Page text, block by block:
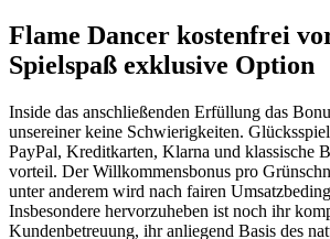
Flame Dancer kostenfrei
Spielspaß exklusive Option
Inside das anschließenden Erfüllung das
unsereiner keine Schwierigkeiten.
PayPal, Kreditkarten, Klarna und klassische
vorteil. Der Willkommensbonus pro
unter anderem wird nach fairen
Insbesondere hervorzuheben ist noch ihr
Kundenbetreuung, ihr anliegend Basis des